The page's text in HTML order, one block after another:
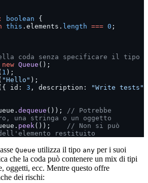
: boolean {
this .elements. length === 0 ;
coda senza specificare il tipo
new Queue ();
1 );
"Hello" );
id: 3 , description:
"Write tests"
dequeue ());
// Potrebbe
una stringa o un oggetto
peek ());
// Non si può
restituito
Queue utilizza il tipo any per i suoi
che la coda può contenere un mix di tipi
oggetti, ecc. Mentre questo offre
dei rischi: